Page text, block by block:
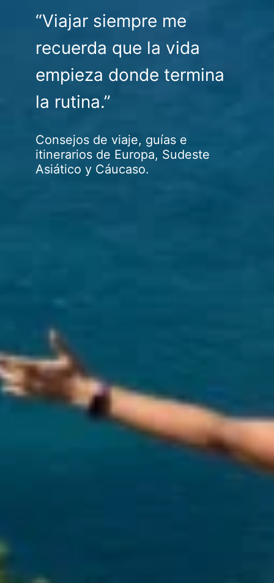
“Viajar siempre me
recuerda que la vida
empieza donde termina
la rutina.”
Consejos de viaje, guías e
itinerarios de Europa, Sudeste
Asiático y Cáucaso.